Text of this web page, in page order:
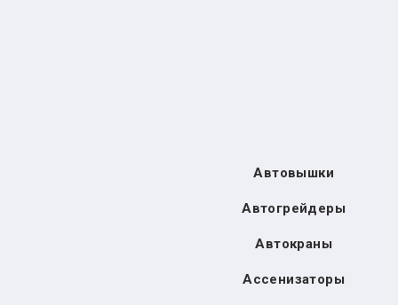
Автовышки
Автогрейдеры
Автокраны
Ассенизаторы